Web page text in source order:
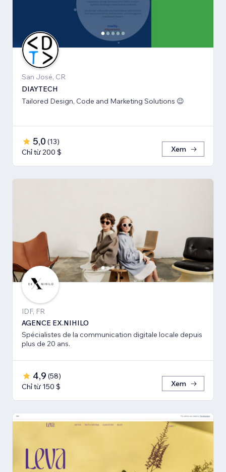
San José, CR
DIAYTECH
Tailored Design, Code and Marketing Solutions 😉
5,0 (13)
Chỉ từ 200 $
Xem
IDF, FR
AGENCE EX.NIHILO
Spécialistes de la communication digitale locale depuis
plus de 20 ans.
4,9 (58)
Chỉ từ 150 $
Xem